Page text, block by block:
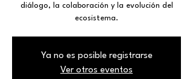
diálogo, la colaboración y la evolución del
ecosistema.
Ya no es posible registrarse
Ver otros eventos